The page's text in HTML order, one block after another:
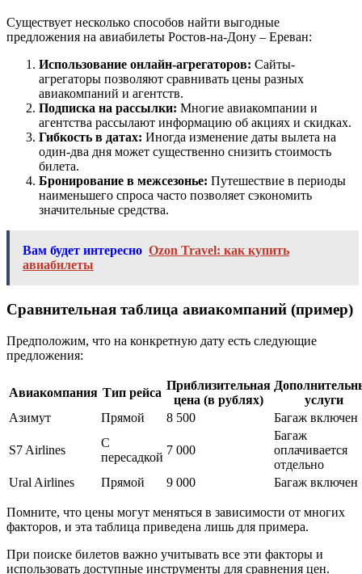
Существует несколько способов найти выгодные
предложения на авиабилеты Ростов-на-Дону – Ереван:
Использование онлайн-агрегаторов: Сайты-
агрегаторы позволяют сравнивать цены разных
авиакомпаний и агентств.
Подписка на рассылки: Многие авиакомпании и
агентства рассылают информацию об акциях и скидках.
Гибкость в датах: Иногда изменение даты вылета на
один-два дня может существенно снизить стоимость
билета.
Бронирование в межсезонье: Путешествие в периоды
наименьшего спроса часто позволяет сэкономить
значительные средства.
Вам будет интересно Ozon Travel: как купить
авиабилеты
Сравнительная таблица авиакомпаний (пример)
Предположим, что на конкретную дату есть следующие
предложения:
Авиакомпания Тип рейса
Приблизительная
цена (в рублях)
услуги
Азимут
Прямой 8 500 Багаж включен
S7 Airlines
С
пересадкой
7 000
Багаж
оплачивается
отдельно
Ural Airlines
Прямой 9 000 Багаж включен
Помните, что цены могут меняться в зависимости от многих
факторов, и эта таблица приведена лишь для примера.
При поиске билетов важно учитывать все эти факторы и
использовать доступные инструменты для сравнения цен.